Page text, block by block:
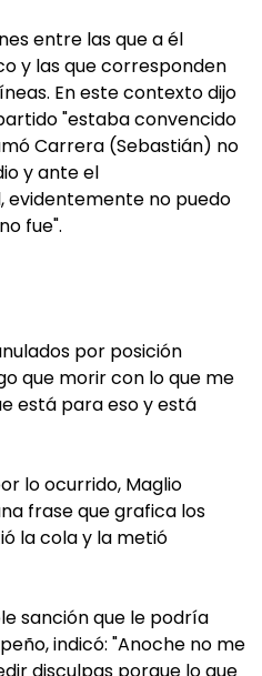
entre las que a él
y las que corresponden
En este contexto dijo
"estaba convencido
Carrera (Sebastián) no
y ante el
evidentemente no puedo
fue".
por posición
que morir con lo que me
está para eso y está
lo ocurrido, Maglio
frase que grafica los
la cola y la metió
sanción que le podría
indicó: "Anoche no me